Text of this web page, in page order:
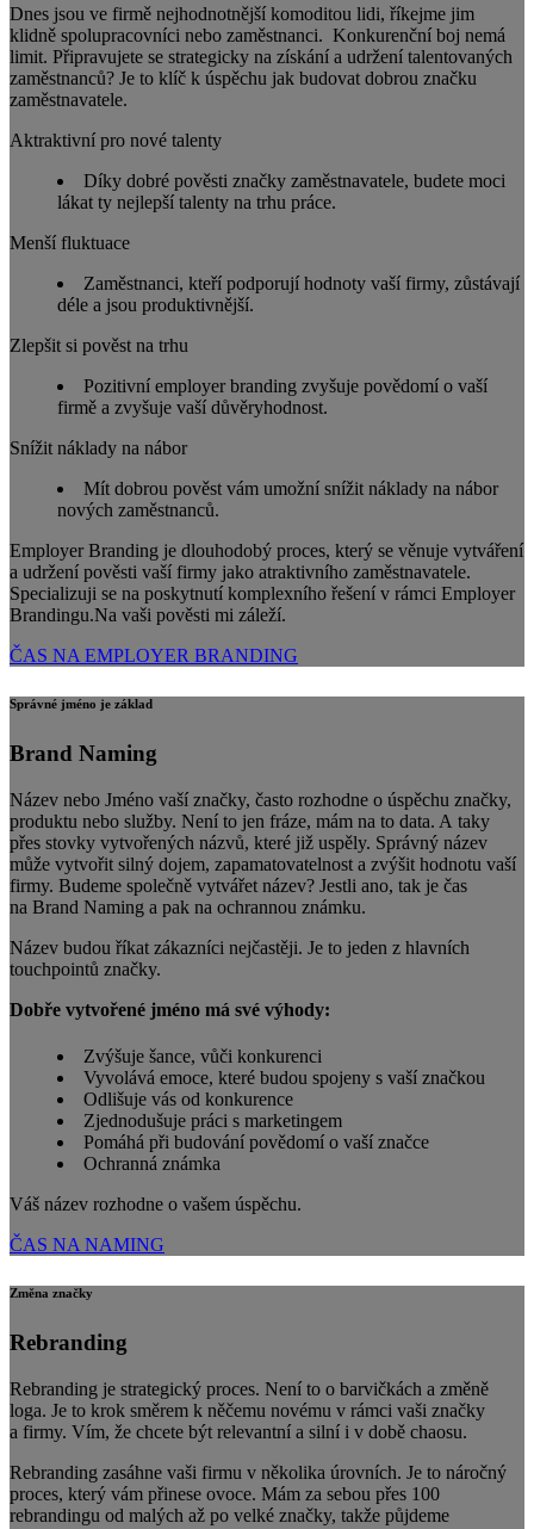
Dnes jsou ve firmě nejhodnotnější komoditou lidi, říkejme jim
klidně spolupracovníci nebo zaměstnanci. Konkurenční boj nemá
limit. Připravujete se strategicky na získání a udržení talentovaných
zaměstnanců? Je to klíč k úspěchu jak budovat dobrou značku
zaměstnavatele.
Aktraktivní pro nové talenty
Díky dobré pověsti značky zaměstnavatele, budete moci
lákat ty nejlepší talenty na trhu práce.
Menší fluktuace
Zaměstnanci, kteří podporují hodnoty vaší firmy, zůstávají
déle a jsou produktivnější.
Zlepšit si pověst na trhu
Pozitivní employer branding zvyšuje povědomí o vaší
firmě a zvyšuje vaší důvěryhodnost.
Snížit náklady na nábor
Mít dobrou pověst vám umožní snížit náklady na nábor
nových zaměstnanců.
Employer Branding je dlouhodobý proces, který se věnuje vytváření
a udržení pověsti vaší firmy jako atraktivního zaměstnavatele.
Specializuji se na poskytnutí komplexního řešení v rámci Employer
Brandingu.Na vaši pověsti mi záleží.
ČAS NA EMPLOYER BRANDING
Správné jméno je základ
Brand Naming
Název nebo Jméno vaší značky, často rozhodne o úspěchu značky,
produktu nebo služby. Není to jen fráze, mám na to data. A taky
přes stovky vytvořených názvů, které již uspěly. Správný název
může vytvořit silný dojem, zapamatovatelnost a zvýšit hodnotu vaší
firmy. Budeme společně vytvářet název? Jestli ano, tak je čas
na Brand Naming a pak na ochrannou známku.
Název budou říkat zákazníci nejčastěji. Je to jeden z hlavních
touchpointů značky.
Dobře vytvořené jméno má své výhody:
Zvýšuje šance, vůči konkurenci
Vyvolává emoce, které budou spojeny s vaší značkou
Odlišuje vás od konkurence
Zjednodušuje práci s marketingem
Pomáhá při budování povědomí o vaší značce
Ochranná známka
Váš název rozhodne o vašem úspěchu.
ČAS NA NAMING
Změna značky
Rebranding
Rebranding je strategický proces. Není to o barvičkách a změně
loga. Je to krok směrem k něčemu novému v rámci vaši značky
a firmy. Vím, že chcete být relevantní a silní i v době chaosu.
Rebranding zasáhne vaši firmu v několika úrovních. Je to náročný
proces, který vám přinese ovoce. Mám za sebou přes 100
rebrandingu od malých až po velké značky, takže půjdeme